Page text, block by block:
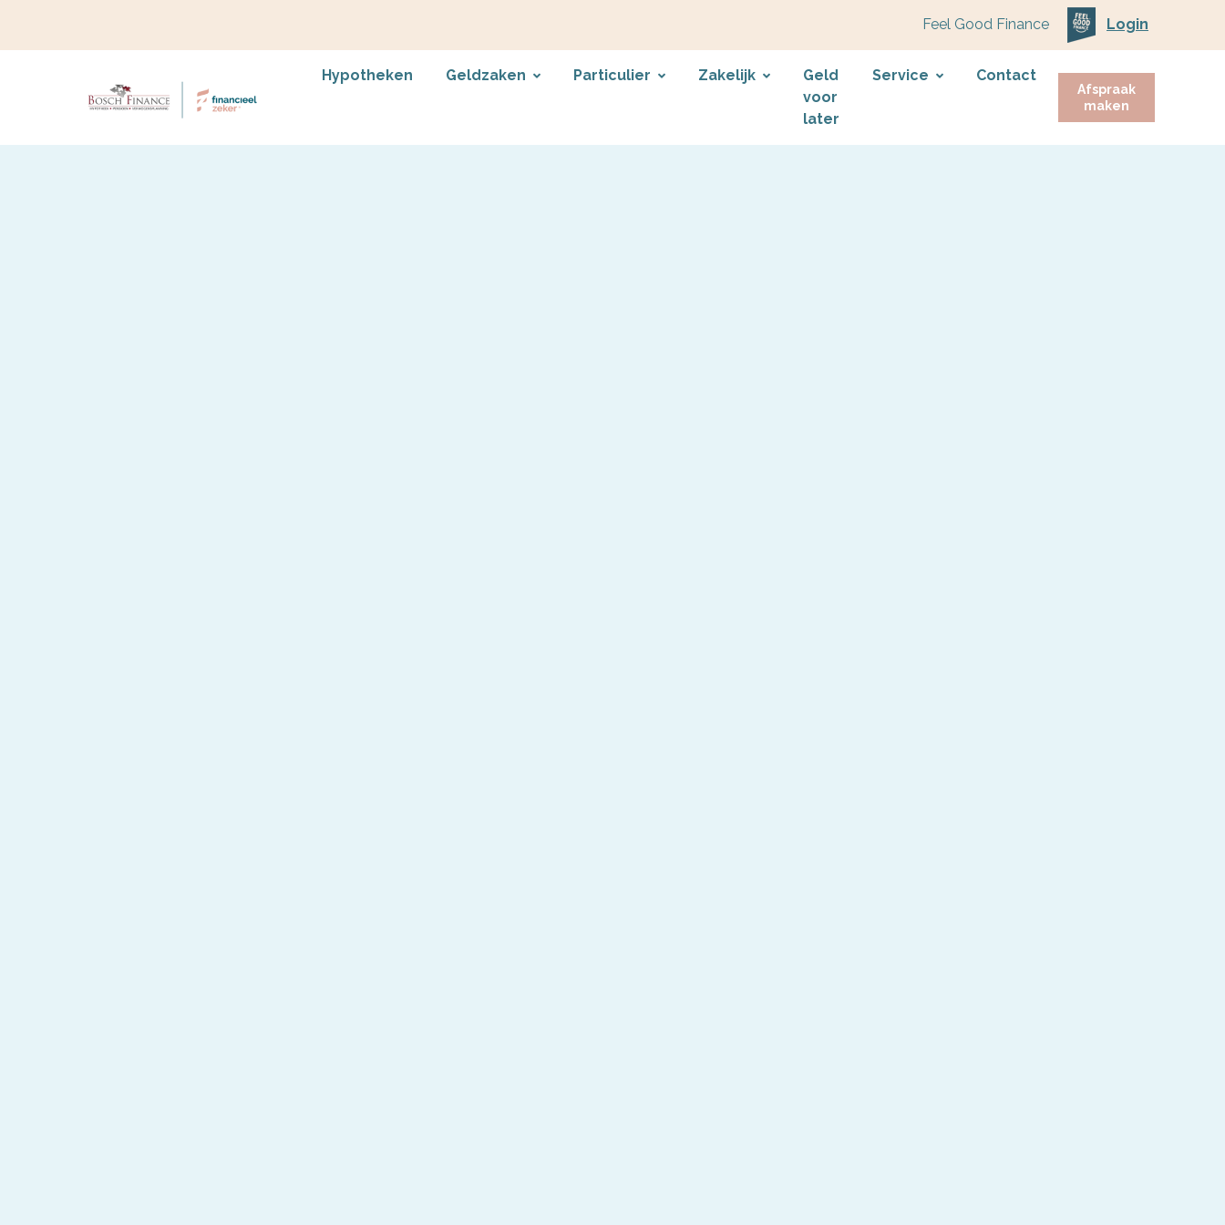
Feel Good Finance Login
Hypotheken Geldzaken Particulier Zakelijk
Geld
voor
later
Service Contact
Afspraak
maken